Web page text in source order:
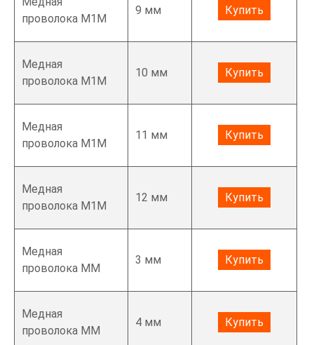
проволока М1М
9 мм Купить
Медная
проволока М1М
10 мм Купить
Медная
проволока М1М
11 мм Купить
Медная
проволока М1М
12 мм Купить
Медная
проволока ММ
3 мм Купить
Медная
проволока ММ
4 мм Купить